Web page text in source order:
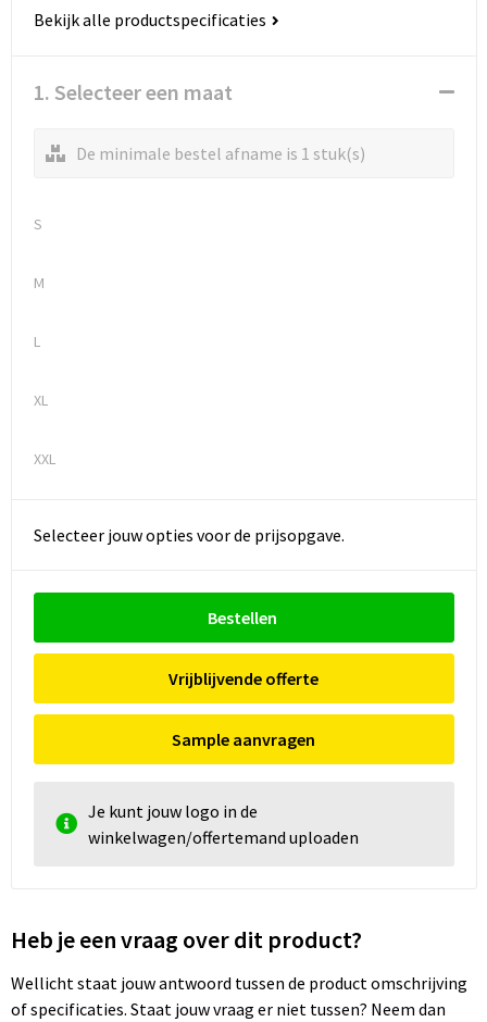
Bekijk alle productspecificaties
1. Selecteer een maat
De minimale bestel afname is 1 stuk(s)
S
M
L
XL
XXL
Selecteer jouw opties voor de prijsopgave.
Bestellen
Vrijblijvende offerte
Sample aanvragen
Je kunt jouw logo in de
winkelwagen/offertemand uploaden
Heb je een vraag over dit product?
Wellicht staat jouw antwoord tussen de product omschrijving
of specificaties. Staat jouw vraag er niet tussen? Neem dan